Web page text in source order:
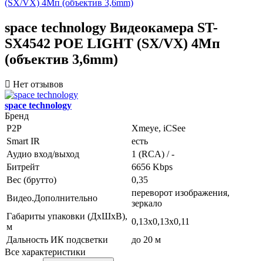
space technology Видеокамера ST-
SX4542 POE LIGHT (SX/VX) 4Мп
(объектив 3,6mm)
Нет отзывов
space technology
Бренд
P2P
Xmeye, iCSee
Smart IR
есть
Аудио вход/выход
1 (RCA) / -
Битрейт
6656 Kbps
Вес (брутто)
0,35
Видео.Дополнительно
переворот изображения,
зеркало
Габариты упаковки (ДхШхВ),
м
0,13x0,13x0,11
Дальность ИК подсветки
до 20 м
Все характеристики